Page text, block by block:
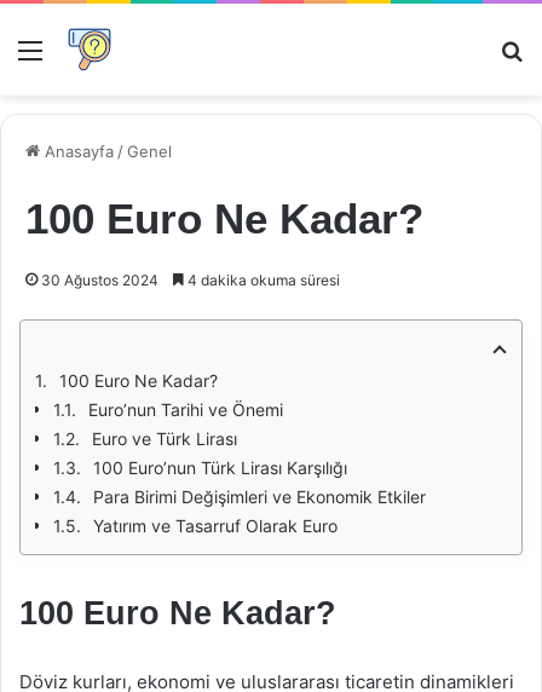
Menü
Anasayfa /Genel
100 Euro Ne Kadar?
30 Ağustos 2024 4 dakika okuma süresi
100 Euro Ne Kadar?
Euro’nun Tarihi ve Önemi
Euro ve Türk Lirası
100 Euro’nun Türk Lirası Karşılığı
Para Birimi Değişimleri ve Ekonomik Etkiler
Yatırım ve Tasarruf Olarak Euro
100 Euro Ne Kadar?
Döviz kurları, ekonomi ve uluslararası ticaretin dinamikleri